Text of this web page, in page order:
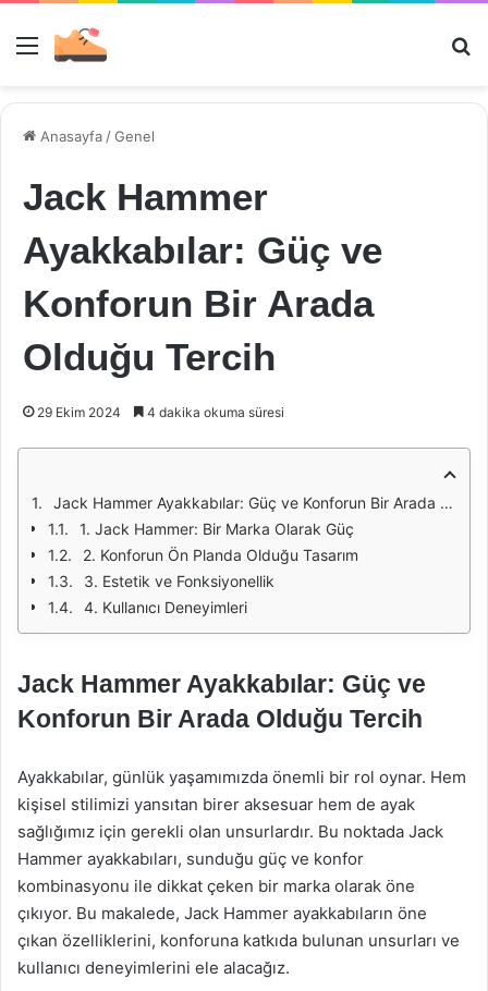
Menü
Anasayfa /Genel
Jack Hammer
Ayakkabılar: Güç ve
Konforun Bir Arada
Olduğu Tercih
29 Ekim 2024 4 dakika okuma süresi
Jack Hammer Ayakkabılar: Güç ve Konforun Bir Arada Olduğu Tercih
1. Jack Hammer: Bir Marka Olarak Güç
2. Konforun Ön Planda Olduğu Tasarım
3. Estetik ve Fonksiyonellik
4. Kullanıcı Deneyimleri
Jack Hammer Ayakkabılar: Güç ve
Konforun Bir Arada Olduğu Tercih
Ayakkabılar, günlük yaşamımızda önemli bir rol oynar. Hem
kişisel stilimizi yansıtan birer aksesuar hem de ayak
sağlığımız için gerekli olan unsurlardır. Bu noktada Jack
Hammer ayakkabıları, sunduğu güç ve konfor
kombinasyonu ile dikkat çeken bir marka olarak öne
çıkıyor. Bu makalede, Jack Hammer ayakkabıların öne
çıkan özelliklerini, konforuna katkıda bulunan unsurları ve
kullanıcı deneyimlerini ele alacağız.